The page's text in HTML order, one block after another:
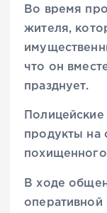
Во время
жителя,
что он
празднует.
продукты на
В ходе
оперативной